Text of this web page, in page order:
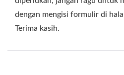
dengan mengisi formulir di
Terima kasih.